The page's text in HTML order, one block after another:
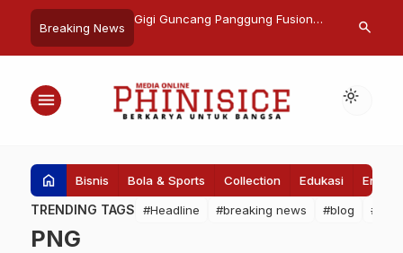
Breaking News
Rangkaian HUT
Gigi Guncang Panggung Fusion
Radwa
Negara Mesir
search
menu light_mode
home Bisnis Bola & Sports Collection Edukasi
TRENDING TAGS #Headline #breaking news #blog
PNG